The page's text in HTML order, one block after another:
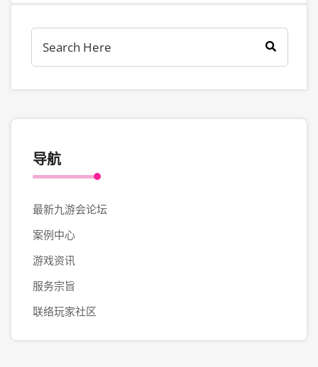
导航
最新九游会论坛
案例中心
游戏资讯
服务宗旨
联络玩家社区